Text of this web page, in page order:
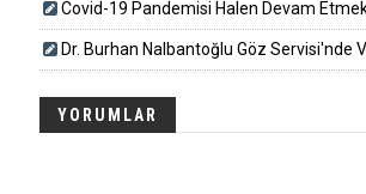
Covid-19 Pandemisi Halen Devam
Dr. Burhan Nalbantoğlu Göz Servisi'nde
YORUMLAR